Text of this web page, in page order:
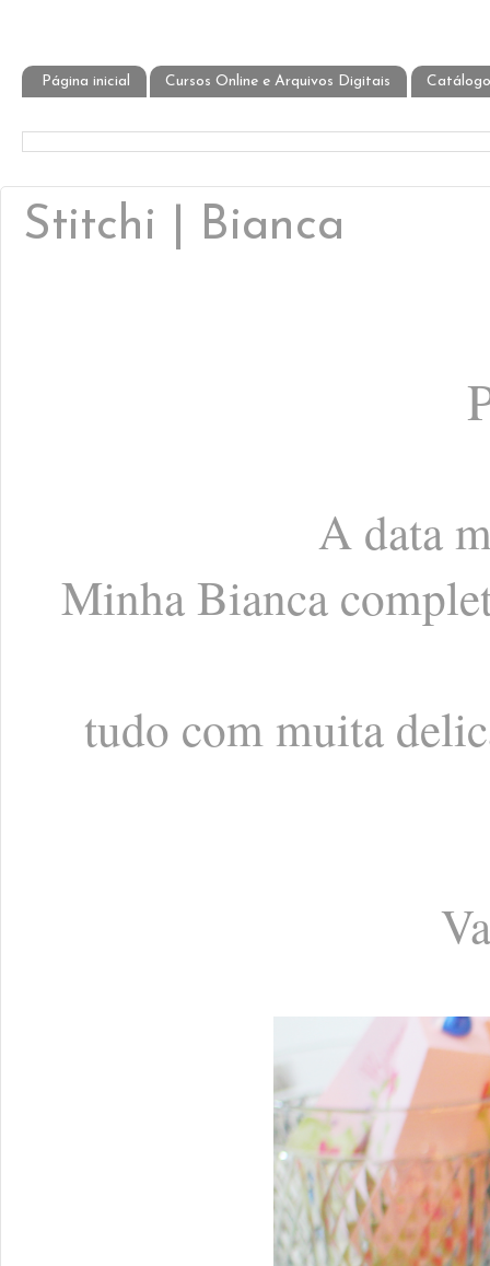
Página inicial Cursos Online e Arquivos Digitais
Stitchi | Bianca
A data
Minha Bianca
tudo com muita